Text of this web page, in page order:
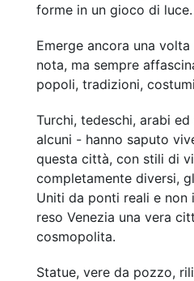
forme in un gioco di luce.
Emerge ancora una
nota, ma sempre
popoli, tradizioni,
Turchi, tedeschi, arabi
alcuni - hanno saputo
questa città, con stili di
completamente diversi,
Uniti da ponti reali e non
reso Venezia una vera
cosmopolita.
Statue, vere da pozzo,